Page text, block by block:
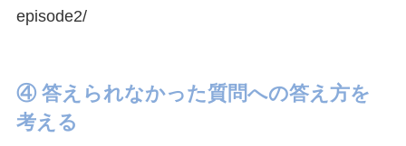
episode2/
④ 答えられなかった質問への答え方を
考える